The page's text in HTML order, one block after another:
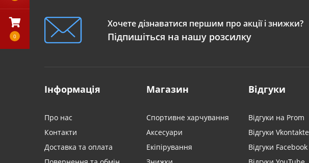
0
Хочете дізнаватися першим про акції і знижки?
Підпишіться на нашу розсилку
Інформація
Про нас
Контакти
Доставка та оплата
Магазин
Спортивне харчування
Аксесуари
Екіпірування
Відгуки
Відгуки на Prom
Відгуки Vkontakte
Відгуки Facebook